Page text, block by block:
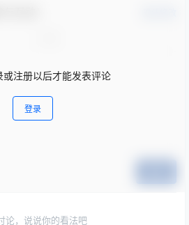
或注册以后才能发表评论
登录
论，说说你的看法吧